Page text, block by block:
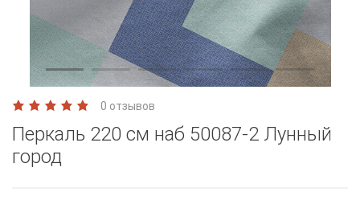
0 отзывов
Перкаль 220 см наб 50087-2 Лунный
город